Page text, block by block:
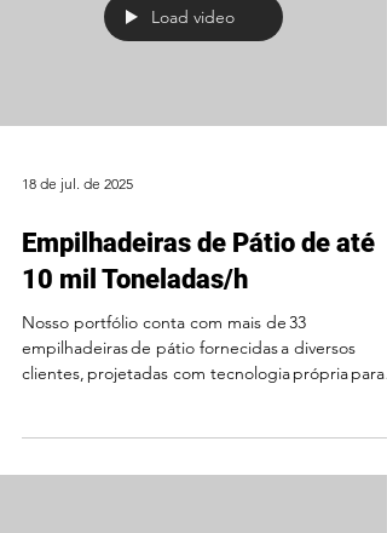
Load video
18 de jul. de 2025
Empilhadeiras de Pátio de até
10 mil Toneladas/h
Nosso portfólio conta com mais de 33
empilhadeiras de pátio fornecidas a diversos
clientes, projetadas com tecnologia própria para